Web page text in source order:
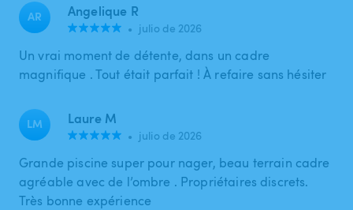
AR Angelique R
• julio de 2026
Un vrai moment de détente, dans un cadre
magnifique . Tout était parfait ! À refaire sans hésiter
LM Laure M
• julio de 2026
Grande piscine super pour nager, beau terrain cadre
agréable avec de l’ombre . Propriétaires discrets.
Très bonne expérience